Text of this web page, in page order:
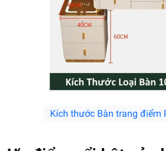
Kích thước Bàn trang điểm